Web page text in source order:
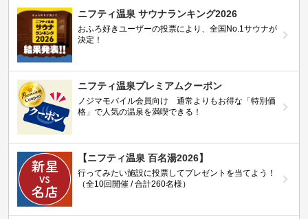
ニフティ温泉 サウナランキング2026
おふろ好きユーザーの投票により、全国No.1サウナが
決定！
ニフティ温泉プレミアムクーポン
ノジマモバイル会員向け 通常よりもお得な「特別価
格」で人気の温泉を満喫できる！
【ニフティ温泉 百名湯2026】
行ってみたい施設に投票してプレゼントを当てよう！
（全10回開催 / 合計260名様）